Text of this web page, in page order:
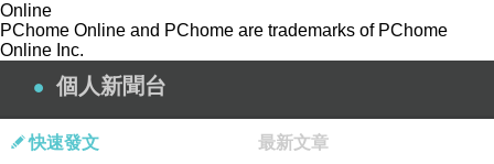
商品訊息功能
品號：2211502
Online
PChome Online and PChome are trademarks of PChome
Online Inc.
個人新聞台
快速發文 最新文章